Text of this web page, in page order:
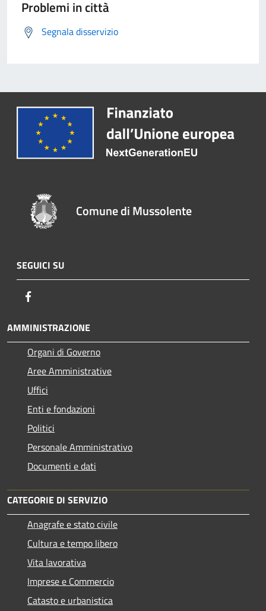
Problemi in città
Segnala disservizio
Comune di Mussolente
SEGUICI SU
AMMINISTRAZIONE
Organi di Governo
Aree Amministrative
Uffici
Enti e fondazioni
Politici
Personale Amministrativo
Documenti e dati
CATEGORIE DI SERVIZIO
Anagrafe e stato civile
Cultura e tempo libero
Vita lavorativa
Imprese e Commercio
Catasto e urbanistica